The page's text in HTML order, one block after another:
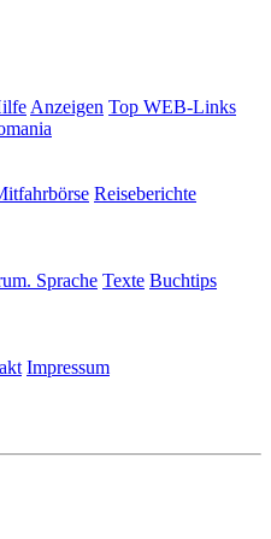
Anzeigen Top WEB-Links
Reiseberichte
Sprache Texte Buchtips
Impressum